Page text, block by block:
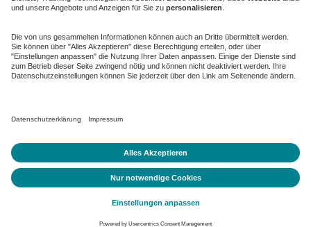
de.jobble.org
Datenschutz
Datenschutz-Einstellungen ändern
Impressum